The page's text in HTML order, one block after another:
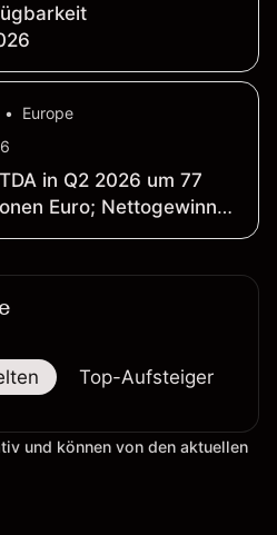
•
Europe
in Q2 2026 um 77
Euro; Nettogewinn
Euro in Gewinnzone
Top-Aufsteiger
und können von den aktuellen